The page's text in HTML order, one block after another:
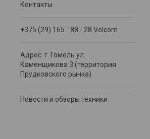
Контакты
+375 (29) 165 - 88 - 28 Velcom
Адрес: г. Гомель ул.
Каменщикова 3 (территория
Прудковского рынка)
Новости и обзоры техники